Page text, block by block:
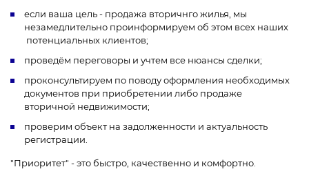
если ваша цель - продажа вторичнго жилья, мы
незамедлительно проинформируем об этом всех наших
потенциальных клиентов;
проведём переговоры и учтем все нюансы сделки;
проконсультируем по поводу оформления необходимых
документов при приобретении либо продаже
вторичной недвижимости;
проверим объект на задолженности и актуальность
регистрации.
"Приоритет" - это быстро, качественно и комфортно.